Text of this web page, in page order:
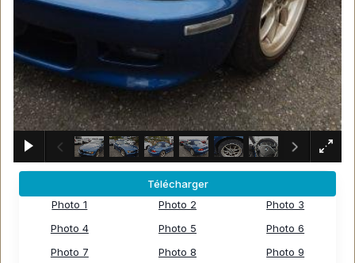
×
Télécharger
Photo 1
Photo 2
Photo 3
Photo 4
Photo 5
Photo 6
Photo 7
Photo 8
Photo 9